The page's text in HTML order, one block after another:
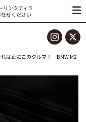
リンクディラ
せください
は正にこのクルマ！ BMW M2